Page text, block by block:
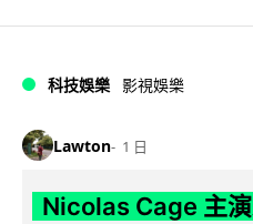
科技娛樂 影視娛樂
Lawton 1 日
Nicolas Cage 主